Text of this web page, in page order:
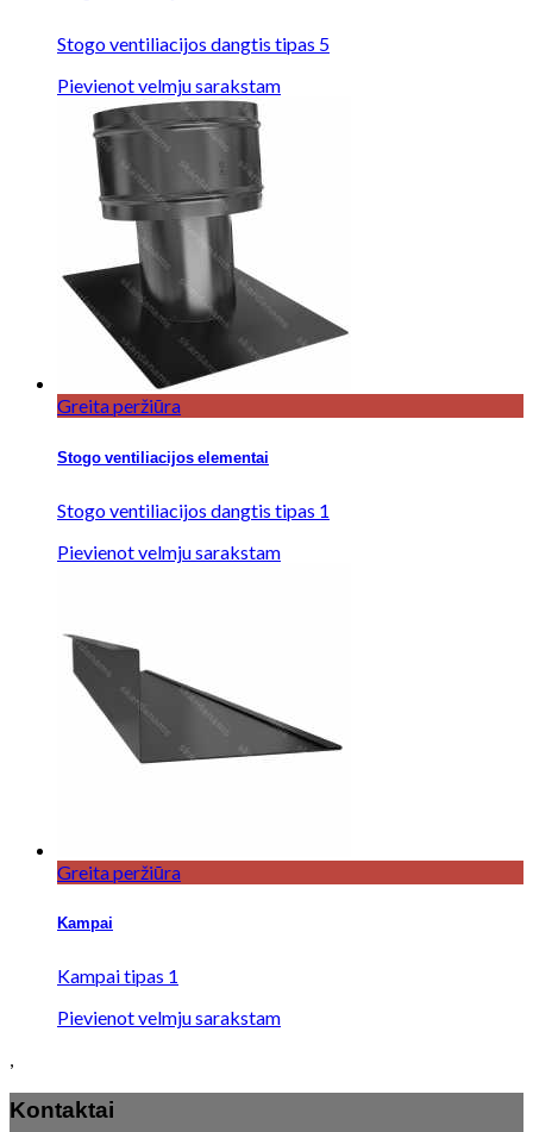
Stogo ventiliacijos dangtis tipas 5
Pievienot velmju sarakstam
Greita peržiūra
Stogo ventiliacijos elementai
Stogo ventiliacijos dangtis tipas 1
Pievienot velmju sarakstam
Greita peržiūra
Kampai
Kampai tipas 1
Pievienot velmju sarakstam
,
Kontaktai